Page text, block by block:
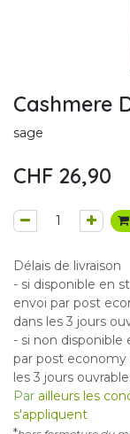
Cashmere
sage
CHF 26,90
Délais de livraison
- si disponible en
envoi par post
dans les 3 jours
- si non disponible
par post economy
les 3 jours
Par ailleurs les
s'appliquent